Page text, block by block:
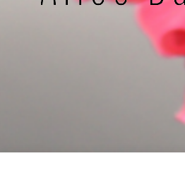
Les petits mots